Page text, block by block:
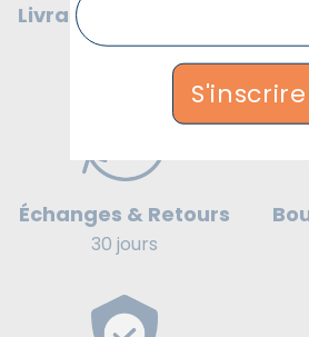
S'inscrire
Livraison gratuite
France
Échanges & Retours
30 jours